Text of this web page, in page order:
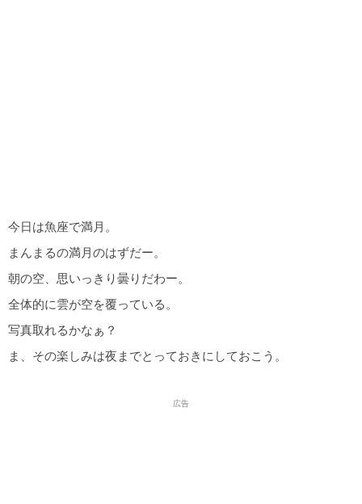
今日は魚座で満月。
まんまるの満月のはずだー。
朝の空、思いっきり曇りだわー。
全体的に雲が空を覆っている。
写真取れるかなぁ？
ま、その楽しみは夜までとっておきにしておこう。
広告